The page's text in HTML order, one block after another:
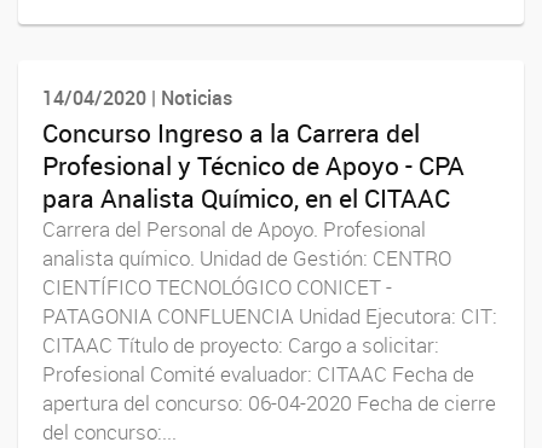
14/04/2020 | Noticias
Concurso Ingreso a la Carrera del
Profesional y Técnico de Apoyo - CPA
para Analista Químico, en el CITAAC
Carrera del Personal de Apoyo. Profesional
analista químico. Unidad de Gestión: CENTRO
CIENTÍFICO TECNOLÓGICO CONICET -
PATAGONIA CONFLUENCIA Unidad Ejecutora: CIT:
CITAAC Título de proyecto: Cargo a solicitar:
Profesional Comité evaluador: CITAAC Fecha de
apertura del concurso: 06-04-2020 Fecha de cierre
del concurso:...